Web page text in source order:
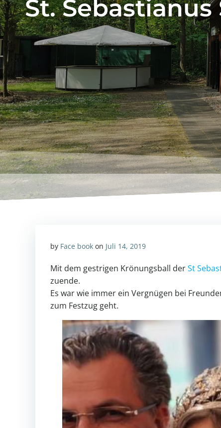
St.
by Face book on Juli 14, 2019
Mit dem gestrigen Krönungsball derSt
zuende.
Es war wie immer ein Vergnügen bei
zum Festzug geht.